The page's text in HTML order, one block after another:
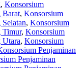
, Konsorsium
Barat, Konsorsium
, Konsorsium
Timur, Konsorsium
Utara, Konsorsium
Penjaminan
Penjaminan